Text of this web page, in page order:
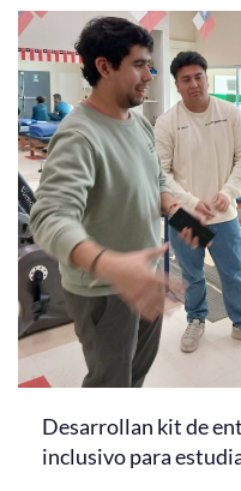
Desarrollan kit de
inclusivo para